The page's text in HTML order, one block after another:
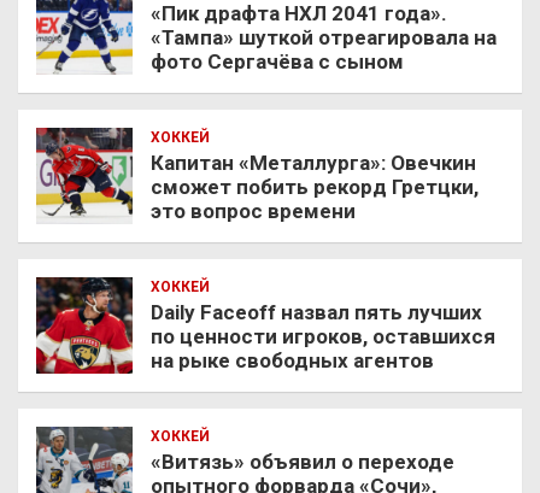
«Пик драфта НХЛ 2041 года».
«Тампа» шуткой отреагировала на
фото Сергачёва с сыном
ХОККЕЙ
Капитан «Металлурга»: Овечкин
сможет побить рекорд Гретцки,
это вопрос времени
ХОККЕЙ
Daily Faceoff назвал пять лучших
по ценности игроков, оставшихся
на рыке свободных агентов
ХОККЕЙ
«Витязь» объявил о переходе
опытного форварда «Сочи»,